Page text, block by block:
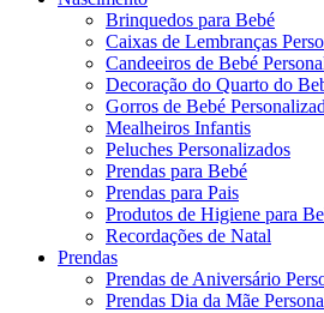
Brinquedos para Bebé
Caixas de Lembranças
Candeeiros de Bebé
Decoração do Quarto do
Gorros de Bebé
Mealheiros Infantis
Peluches Personalizados
Prendas para Bebé
Prendas para Pais
Produtos de Higiene para
Recordações de Natal
Prendas
Prendas de Aniversário
Prendas Dia da Mãe